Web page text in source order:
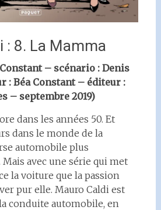
: 8. La Mamma
– scénario : Denis
: Béa Constant – éditeur :
– septembre 2019)
dans les années 50. Et
dans le monde de la
automobile plus
avec une série qui met
la voiture que la passion
pur elle. Mauro Caldi est
conduite automobile, en